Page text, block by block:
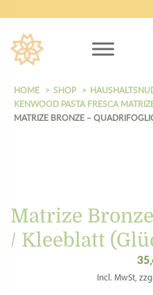
HOME SHOP
KENWOOD PASTA FRESCA
MATRIZE BRONZE –
Matrize
/ Kleeblatt
Incl. MwSt,